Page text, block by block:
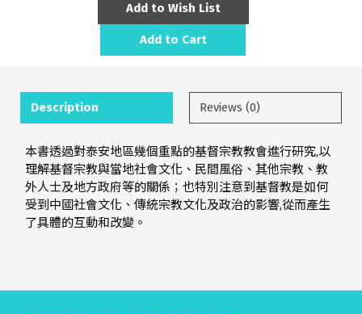
Add to Wish List
Add to Cart
Description Reviews (0)
本書透過對泰安地區幾個重點的基督宗教教會進行研究,以
理解基督宗教與當地社會文化、民間風俗、其他宗教、教
外人士及地方政府等的關係；也特別注意到基督教是如何
受到中國社會文化、傳統宗教文化及政治的影響,從而產生
了具體的互動和改變。